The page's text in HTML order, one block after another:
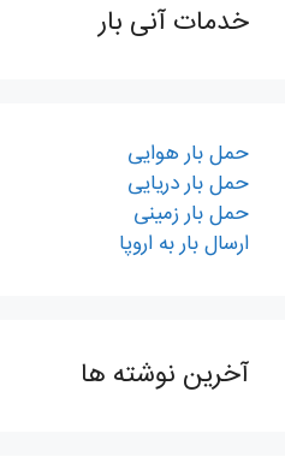
خدمات آنی بار
حمل بار هوایی
حمل بار دریایی
حمل بار زمینی
ارسال بار به اروپا
آخرین نوشته ها